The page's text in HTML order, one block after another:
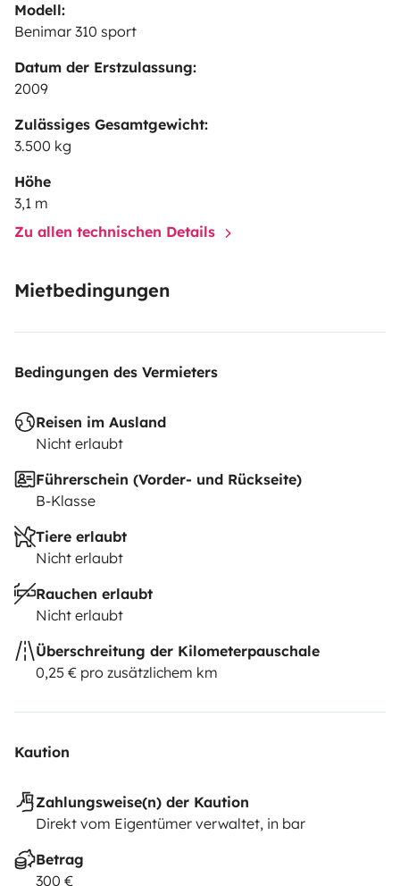
Modell:
Benimar 310 sport
Datum der Erstzulassung:
2009
Zulässiges Gesamtgewicht:
3.500 kg
Höhe
3,1 m
Zu allen technischen Details
Mietbedingungen
Bedingungen des Vermieters
Reisen im Ausland
Nicht erlaubt
Führerschein (Vorder- und Rückseite)
B-Klasse
Tiere erlaubt
Nicht erlaubt
Rauchen erlaubt
Nicht erlaubt
Überschreitung der Kilometerpauschale
0,25 € pro zusätzlichem km
Kaution
Zahlungsweise(n) der Kaution
Direkt vom Eigentümer verwaltet, in bar
Betrag
300 €